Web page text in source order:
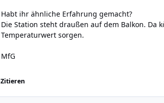
Habt ihr ähnliche Erfahrung gemacht?
Die Station steht draußen auf dem Balkon.
Temperaturwert sorgen.
MfG
Zitieren